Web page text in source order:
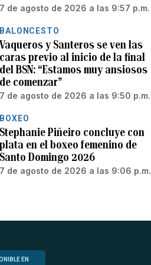
7 de agosto de 2026 a las 9:57 p.m.
BALONCESTO
Vaqueros y Santeros se ven las
caras previo al inicio de la final
del BSN: “Estamos muy ansiosos
de comenzar”
7 de agosto de 2026 a las 9:50 p.m.
BOXEO
Stephanie Piñeiro concluye con
plata en el boxeo femenino de
Santo Domingo 2026
7 de agosto de 2026 a las 9:06 p.m.
EN